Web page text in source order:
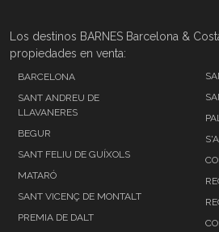
Los destinos BARNES Barcelona &
propiedades en venta:
BARCELONA
SANT ANDREU DE
LLAVANERES
BEGUR
SANT FELIU DE GUÍXOLS
MATARÓ
SANT VICENÇ DE MONTALT
PREMIA DE DALT